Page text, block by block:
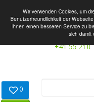
Wir verwenden Cookies, um
Benutzerfreundlichkeit der
Ihnen einen besseren Service zu
sich damit
+41 55 210
0